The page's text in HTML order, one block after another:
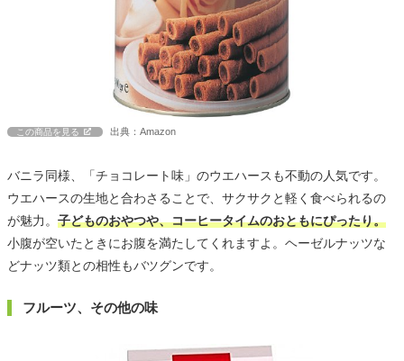
この商品を見る 出典：Amazon
バニラ同様、「チョコレート味」のウエハースも不動の人気です。
ウエハースの生地と合わさることで、サクサクと軽く食べられるの
が魅力。 子どものおやつや、コーヒータイムのおともにぴったり。
小腹が空いたときにお腹を満たしてくれますよ。ヘーゼルナッツな
どナッツ類との相性もバツグンです。
フルーツ、その他の味